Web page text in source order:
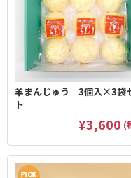
羊まんじゅう 3個入×3袋
ト
¥3,600 (